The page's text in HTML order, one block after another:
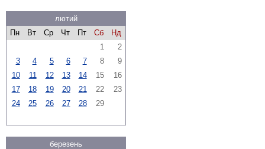
лютий
Пн
Вт Ср Чт Пт Сб
Нд
1
2
3
4 5 6 7 8
9
10
11 12 13 14 15
16
17
18 19 20 21 22
23
24
25 26 27 28 29
березень